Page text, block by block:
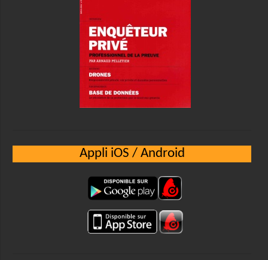
Appli iOS / Android